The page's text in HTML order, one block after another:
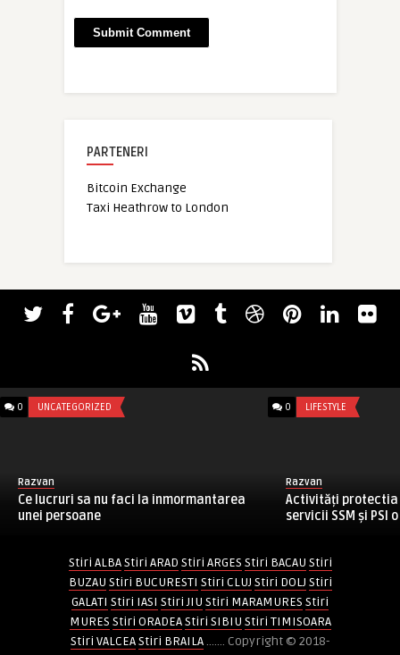
PARTENERI
Bitcoin Exchange
Taxi Heathrow to London
0 UNCATEGORIZED
Razvan
Ce lucruri sa nu faci la inmormantarea
unei persoane
0 LIFESTYLE
Razvan
Activități protectia
servicii SSM și PSI
Stiri ALBA Stiri ARAD Stiri ARGES Stiri BACAU Stiri
BUZAU Stiri BUCURESTI Stiri CLUJ Stiri DOLJ Stiri
GALATI Stiri IASI Stiri JIU Stiri MARAMURES Stiri
MURES Stiri ORADEA Stiri SIBIU Stiri TIMISOARA
Stiri VALCEA Stiri BRAILA....... Copyright © 2018-